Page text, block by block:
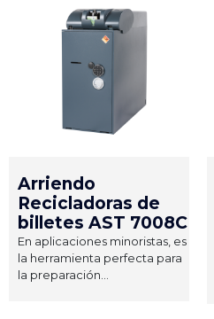
Arriendo
Recicladoras de
billetes AST 7008C
En aplicaciones minoristas, es
la herramienta perfecta para
la preparación...